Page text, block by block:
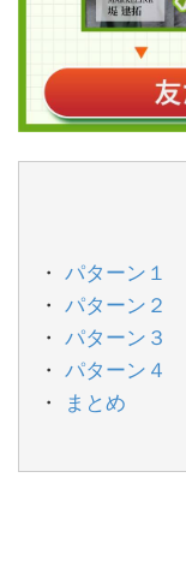
パターン１
パターン２
パターン３
パターン４
まとめ